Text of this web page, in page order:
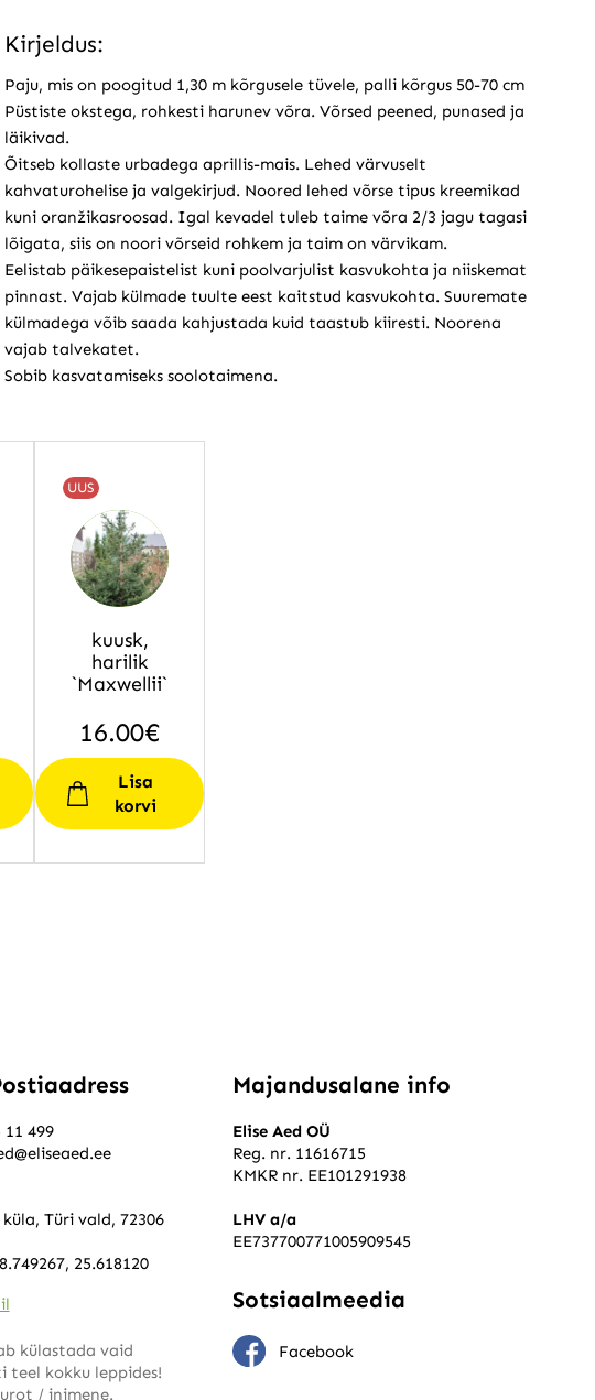
Kirjeldus:
Paju, mis on poogitud 1,30 m kõrgusele tüvele, palli kõrgus 50-70 cm
Püstiste okstega, rohkesti harunev võra. Võrsed peened, punased ja
läikivad.
Õitseb kollaste urbadega aprillis-mais. Lehed värvuselt
kahvaturohelise ja valgekirjud. Noored lehed võrse tipus kreemikad
kuni oranžikasroosad. Igal kevadel tuleb taime võra 2/3 jagu tagasi
lõigata, siis on noori võrseid rohkem ja taim on värvikam.
Eelistab päikesepaistelist kuni poolvarjulist kasvukohta ja niiskemat
pinnast. Vajab külmade tuulte eest kaitstud kasvukohta. Suuremate
külmadega võib saada kahjustada kuid taastub kiiresti. Noorena
vajab talvekatet.
Sobib kasvatamiseks soolotaimena.
UUS
kuusk,
harilik
`Maxwellii`
16.00€
Lisa
korvi
11 499
Türi vald, 72306
25.618120
külastada vaid
teel kokku leppides!
/ inimene.
Majandusalane info
Elise Aed OÜ
Reg. nr. 11616715
KMKR nr. EE101291938
LHV a/a
EE737700771005909545
Sotsiaalmeedia
Facebook